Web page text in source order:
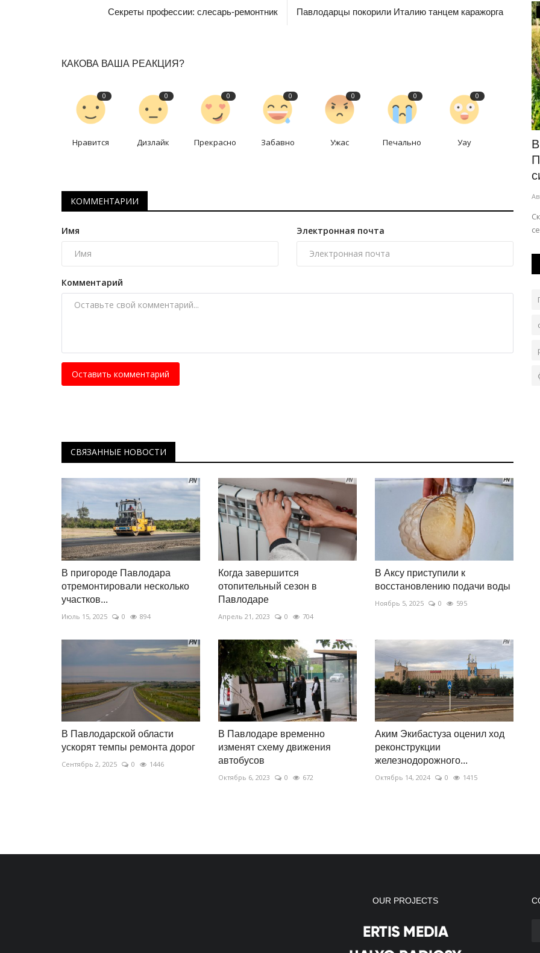
Секреты профессии: слесарь-ремонтник
Павлодарцы покорили Италию танцем каражорга
КАКОВА ВАША РЕАКЦИЯ?
0
Нравится
0
Дизлайк
0
Прекрасно
0
Забавно
0
Ужас
0
Печально
0
Уау
КОММЕНТАРИИ
Имя Электронная почта
Комментарий
Оставить комментарий
СВЯЗАННЫЕ НОВОСТИ
В пригороде Павлодара
отремонтировали несколько
участков...
Июль 15, 2025 0 894
Когда завершится
отопительный сезон в
Павлодаре
Апрель 21, 2023 0 704
В Аксу приступили к
восстановлению подачи воды
Ноябрь 5, 2025 0 595
В Павлодарской области
ускорят темпы ремонта дорог
Сентябрь 2, 2025 0 1446
В Павлодаре временно
изменят схему движения
автобусов
Октябрь 6, 2023 0 672
Аким Экибастуза оценил ход
реконструкции
железнодорожного...
Октябрь 14, 2024 0 1415
Зимний спорт
Экибастузцев пригласили на
В городе горняков оригинально отметят религиозный
праздник.
Медицина
Пациентку из Экибастуза на
женщине.
OUR PROJECTS